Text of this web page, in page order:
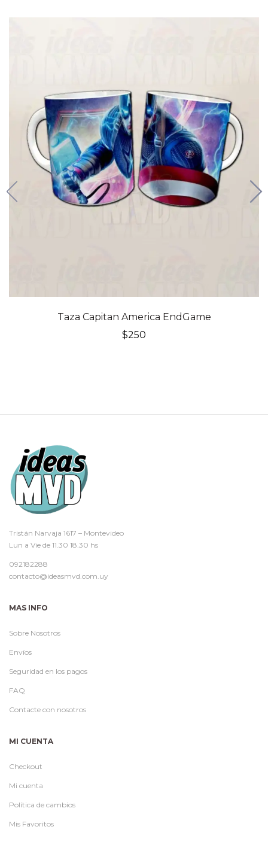
Taza Capitan America EndGame
$250
Tristán Narvaja 1617 – Montevideo
Lun a Vie de 11.30 18.30 hs
092182288
contacto@ideasmvd.com.uy
MAS INFO
Sobre Nosotros
Envíos
Seguridad en los pagos
FAQ
Contacte con nosotros
MI CUENTA
Checkout
Mi cuenta
Política de cambios
Mis Favoritos